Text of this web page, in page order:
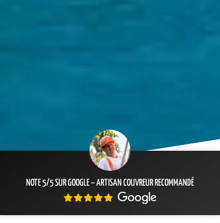
NOTE 5/5 SUR GOOGLE – ARTISAN COUVREUR RECOMMANDÉ